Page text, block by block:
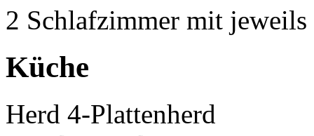
2 Schlafzimmer mit
Küche
Herd 4-Plattenherd